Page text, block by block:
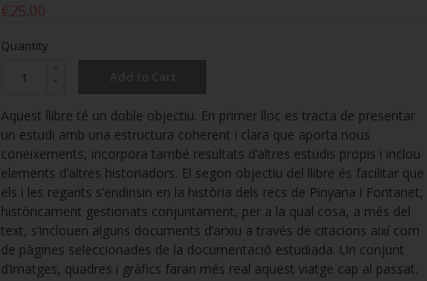
€25.00
Quantity
Aquest llibre té un doble objectiu. En primer lloc es tracta de presentar
un estudi amb una estructura coherent i clara que aporta nous
coneixements, incorpora també resultats d’altres estudis propis i inclou
elements d’altres historiadors. El segon objectiu del llibre és facilitar que
els i les regants s’endinsin en la història dels recs de Pinyana i Fontanet,
històricament gestionats conjuntament, per a la qual cosa, a més del
text, s’inclouen alguns documents d’arxiu a través de citacions així com
de pàgines seleccionades de la documentació estudiada. Un conjunt
d’imatges, quadres i gràfics faran més real aquest viatge cap al passat.